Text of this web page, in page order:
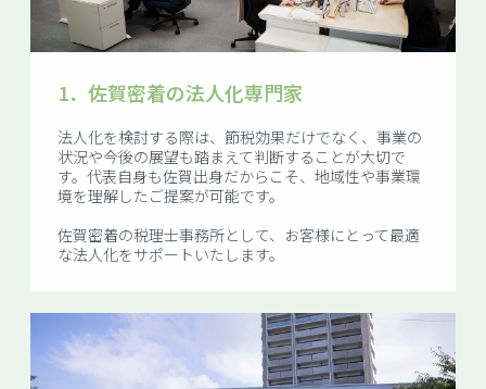
1． 佐賀密着の法人化専門家
法人化を検討する際は、節税効果だけでなく、事業の
状況や今後の展望も踏まえて判断することが大切で
す。代表自身も佐賀出身だからこそ、地域性や事業環
境を理解したご提案が可能です。
佐賀密着の税理士事務所として、お客様にとって最適
な法人化をサポートいたします。